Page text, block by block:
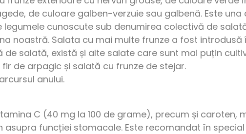
de culoare galben-verzuie sau galbenă. Este
cunoscute sub denumirea colectivă de
noastră. Salata cu mai multe frunze a fost introdusă
salată, există și alte salate care sunt mai puțin
de arpagic și salată cu frunze de stejar.
anului.
C (40 mg la 100 de grame), precum și caroten,
funcției stomacale. Este recomandat în